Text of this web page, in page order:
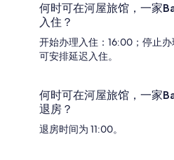
何时可在河屋旅馆，一家
入住？
开始办理入住：16:00；停止
可安排延迟入住。
何时可在河屋旅馆，一家
退房？
退房时间为 11:00。